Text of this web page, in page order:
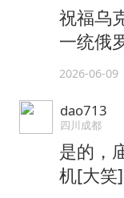
祝福
一统
2026-06-09
dao713
四川成都
是的，
机[大笑]